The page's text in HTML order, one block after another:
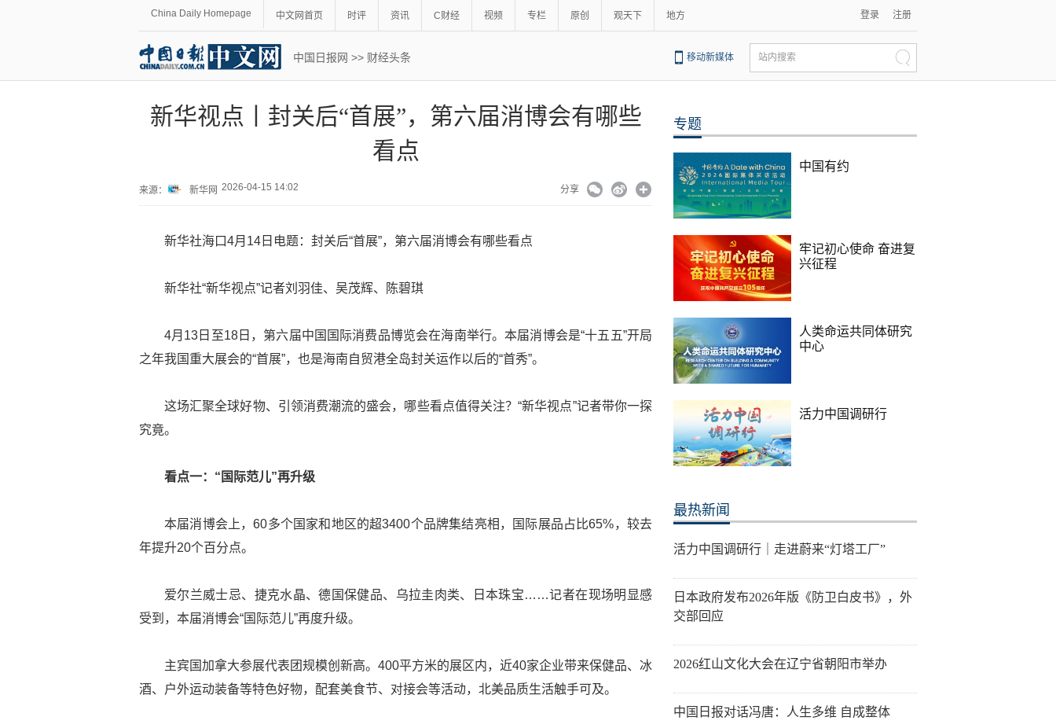
China Daily Homepage 中文网首页 时评 资讯 C财经 视频 专栏 原创 观天下 地方 登录 注册
中国日报网 >> 财经头条 移动新媒体 站内搜索
新华视点丨封关后“首展”，第六届消博会有哪些
看点
来源： 新华网 2026-04-15 14:02 分享
新华社海口4月14日电题：封关后“首展”，第六届消博会有哪些看点
新华社“新华视点”记者刘羽佳、吴茂辉、陈碧琪
4月13日至18日，第六届中国国际消费品博览会在海南举行。本届消博会是“十五五”开局
之年我国重大展会的“首展”，也是海南自贸港全岛封关运作以后的“首秀”。
这场汇聚全球好物、引领消费潮流的盛会，哪些看点值得关注？“新华视点”记者带你一探
究竟。
看点一：“国际范儿”再升级
本届消博会上，60多个国家和地区的超3400个品牌集结亮相，国际展品占比65%，较去
年提升20个百分点。
爱尔兰威士忌、捷克水晶、德国保健品、乌拉圭肉类、日本珠宝……记者在现场明显感
受到，本届消博会“国际范儿”再度升级。
主宾国加拿大参展代表团规模创新高。400平方米的展区内，近40家企业带来保健品、冰
酒、户外运动装备等特色好物，配套美食节、对接会等活动，北美品质生活触手可及。
专题
中国有约
牢记初心使命 奋进复
兴征程
人类命运共同体研究
中心
活力中国调研行
最热新闻
活力中国调研行｜走进蔚来“灯塔工厂”
日本政府发布2026年版《防卫白皮书》，外
交部回应
2026红山文化大会在辽宁省朝阳市举办
中国日报对话冯唐：人生多维 自成整体